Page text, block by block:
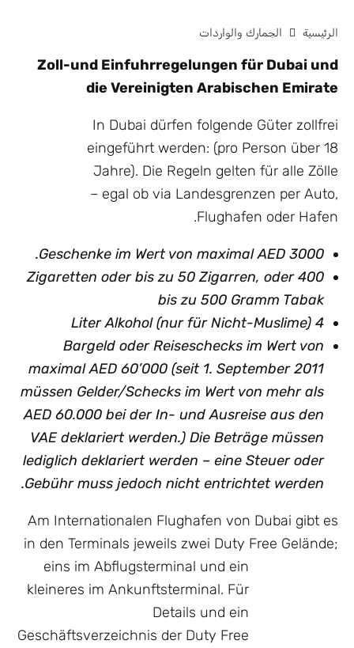
الرئيسية الجمارك والواردات
Zoll-und Einfuhrregelungen für Dubai und
die Vereinigten Arabischen Emirate
In Dubai dürfen folgende Güter zollfrei
eingeführt werden: (pro Person über 18
Jahre). Die Regeln gelten für alle Zölle
– egal ob via Landesgrenzen per Auto,
Flughafen oder Hafen.
Geschenke im Wert von maximal AED 3000.
400 Zigaretten oder bis zu 50 Zigarren, oder
bis zu 500 Gramm Tabak
4 Liter Alkohol (nur für Nicht-Muslime)
Bargeld oder Reiseschecks im Wert von
maximal AED 60’000 (seit 1. September 2011
müssen Gelder/Schecks im Wert von mehr als
AED 60.000 bei der In- und Ausreise aus den
VAE deklariert werden.) Die Beträge müssen
lediglich deklariert werden – eine Steuer oder
Gebühr muss jedoch nicht entrichtet werden.
Am Internationalen Flughafen von Dubai gibt es
in den Terminals jeweils zwei Duty Free Gelände;
eins im Abflugsterminal und ein
kleineres im Ankunftsterminal. Für
Details und ein
Geschäftsverzeichnis der Duty Free